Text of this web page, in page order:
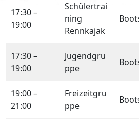
17:30 –
19:00
Schülertrai
ning
Rennkajak
17:30 –
19:00
Jugendgru
ppe
19:00 –
21:00
Freizeitgru
ppe